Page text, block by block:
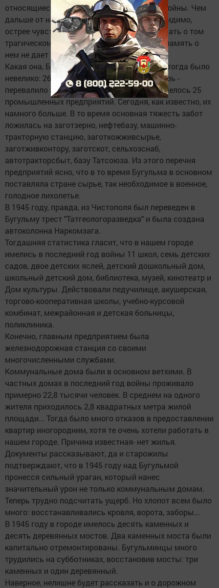
относящиеся к Бугульме, в последний год войны. Чем
дальше от нас день Великой Победы, тем, видимо,
острее чувствуешь потребность больше узнать о том
трагическом и героическом времени. Ведь память о
нем не дает гаснуть горести по сей день.
Какая она, Бугульма 45 года? Население ее тогда было
невелико: 26397 человек. Для справки: теперь -
перевалило за 90 тысяч... Тогда в городе имелось 25
промышленных предприятий. Сегодня, как известно, их
намного больше. В то время основная тяжесть забот
ложилась на заготзерно, нефтебазу, машинно-
тракторную станцию, заготкожживсырье,
заготживконтору, заготскот, сельхозснаб,
автотракторсбыт, базу Татсоюза. Из этого перечня
предприятий ясно, что в то время Бугульма в основном
поставляла стране сырье, так необходимое в военное,
голодное лихолетье.
В 1945 году, правда, из Чистополя был переведен в
Бугульму трест "Татгеологоразведка" и была создана
автоколонна Наркомзага.
Тогдашняя статистика гласит, что в нашем городе
имелись в последний год войны 11 школ, семь детских
садов, двое детских яслей, детский дошкольный дом,
школьный детский дом, библиотека, музей, кинотеатр и
Дом культуры. Действовали педучилище, акушерская,
торгово-кооперативная школы, учебно-курсовой
комбинат, межрайонная и детская больницы,
поликлиника.
Конечно, главным предприятием была
железнодорожная станция со своими
многочисленными службами.
Коммунальные дома были в основном ветхими. В
частных домах в последний год войны проживало
примерно 22,8 тысячи человек. В среднем на одного
жителя приходилось 2,8 квадратных метра жилой
площади... Тогда было много отказов в предоставлении
квартир иногородним, хотя те очень хотели работать в
нашем городе. Причина известная- нет жилья.
Документы рассказывают, да и старожилы
подтверждают, что в 1945 году над Бугульмой
пронесся сильный ураган, который нанес
значительный урон не только коммунальным домам.
Теперь трудно подсчитать ущерб. Но хлопот всем было
много: восстанавливались кровля, ворота, заборы...
В 1945 году в городе имелось десять каменных и
десять деревянных мостов. Два каменных моста были
капитально отремонтированы. Бугульминцы много
трудились на субботниках, восстановив мосты: три
каменных и один деревянный.
Наверное, нелишне будет рассказать и о дорожном